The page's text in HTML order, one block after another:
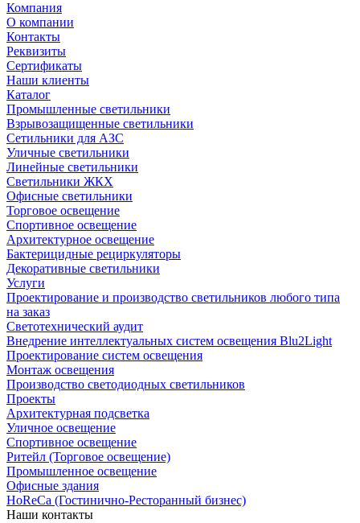
Компания
О компании
Контакты
Реквизиты
Сертификаты
Наши клиенты
Каталог
Промышленные светильники
Взрывозащищенные светильники
Сетильники для АЗС
Уличные светильники
Линейные светильники
Светильники ЖКХ
Офисные светильники
Торговое освещение
Спортивное освещение
Архитектурное освещение
Бактерицидные рециркуляторы
Декоративные светильники
Услуги
Проектирование и производство светильников любого типа
на заказ
Светотехнический аудит
Внедрение интеллектуальных систем освещения Blu2Light
Проектирование систем освещения
Монтаж освещения
Производство светодиодных светильников
Проекты
Архитектурная подсветка
Уличное освещение
Спортивное освещение
Ритейл (Торговое освещение)
Промышленное освещение
Офисные здания
HoReCa (Гостинично-Ресторанный бизнес)
Наши контакты